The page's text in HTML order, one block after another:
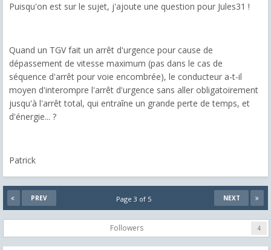
Puisqu'on est sur le sujet, j'ajoute une question pour Jules31 !
Quand un TGV fait un arrêt d'urgence pour cause de
dépassement de vitesse maximum (pas dans le cas de
séquence d'arrêt pour voie encombrée), le conducteur a-t-il
moyen d'interompre l'arrêt d'urgence sans aller obligatoirement
jusqu'à l'arrêt total, qui entraîne un grande perte de temps, et
d'énergie... ?
Patrick
PREV NEXT
Page 3 of 5
Followers 4